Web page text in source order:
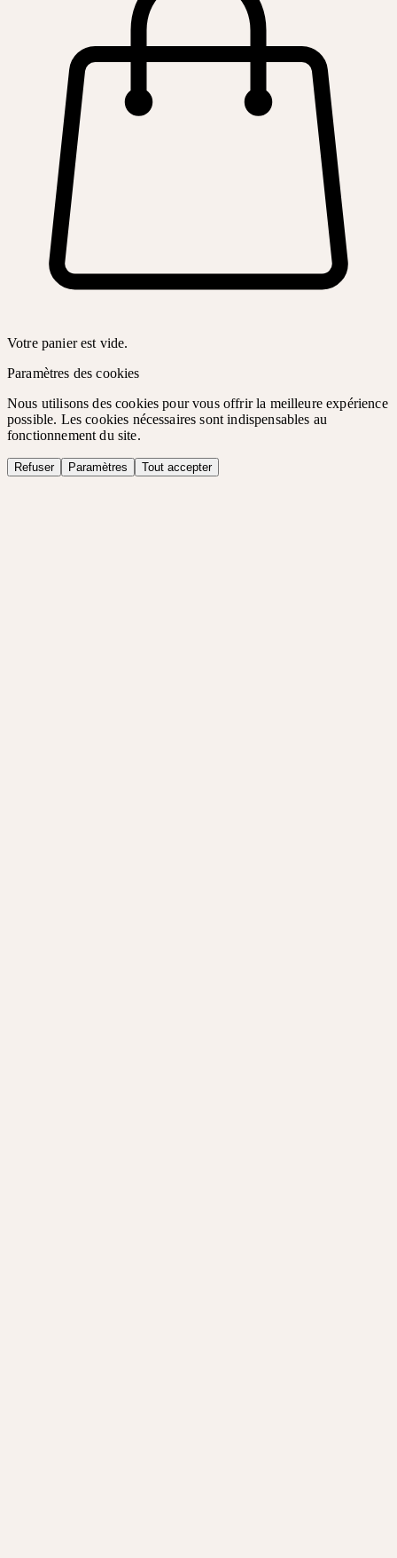
Votre panier est vide.
Paramètres des cookies
Nous utilisons des cookies pour vous offrir la meilleure expérience
possible. Les cookies nécessaires sont indispensables au
fonctionnement du site.
Refuser Paramètres Tout accepter